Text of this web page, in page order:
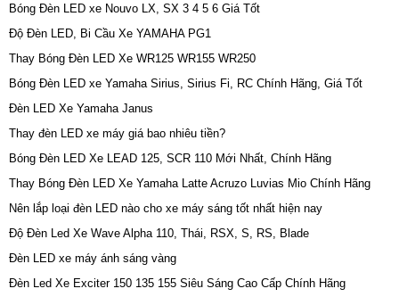
Bóng Đèn LED xe Nouvo LX, SX 3 4 5 6 Giá Tốt
Độ Đèn LED, Bi Cầu Xe YAMAHA PG1
Thay Bóng Đèn LED Xe WR125 WR155 WR250
Bóng Đèn LED xe Yamaha Sirius, Sirius Fi, RC Chính Hãng, Giá Tốt
Đèn LED Xe Yamaha Janus
Thay đèn LED xe máy giá bao nhiêu tiền?
Bóng Đèn LED Xe LEAD 125, SCR 110 Mới Nhất, Chính Hãng
Thay Bóng Đèn LED Xe Yamaha Latte Acruzo Luvias Mio Chính Hãng
Nên lắp loại đèn LED nào cho xe máy sáng tốt nhất hiện nay
Độ Đèn Led Xe Wave Alpha 110, Thái, RSX, S, RS, Blade
Đèn LED xe máy ánh sáng vàng
Đèn Led Xe Exciter 150 135 155 Siêu Sáng Cao Cấp Chính Hãng